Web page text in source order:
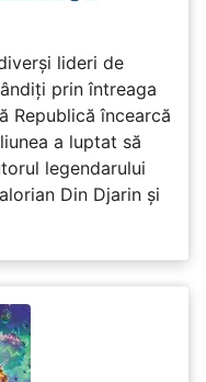
lideri de
prin întreaga
Republică încearcă
a luptat să
legendarului
Din Djarin și